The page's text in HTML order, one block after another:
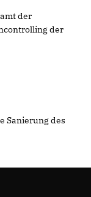
der
der
Sanierung des